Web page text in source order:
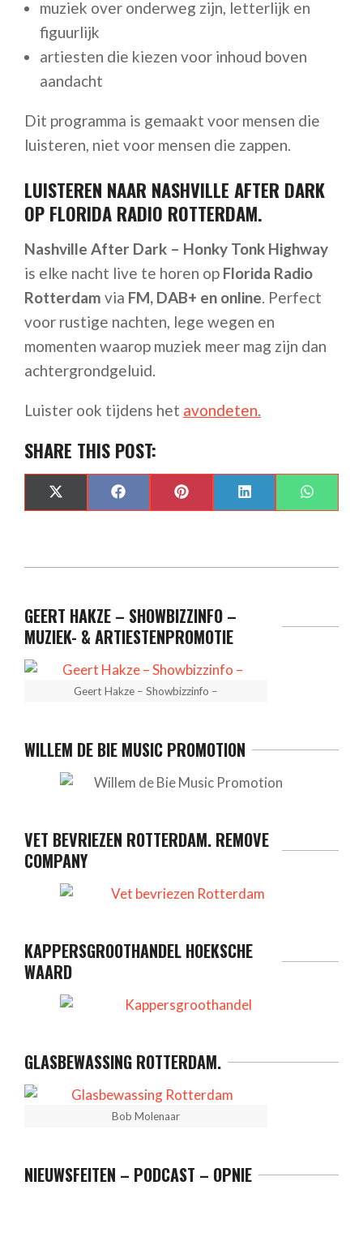
muziek over onderweg zijn, letterlijk en
figuurlijk
artiesten die kiezen voor inhoud boven
aandacht
Dit programma is gemaakt voor mensen die
luisteren, niet voor mensen die zappen.
LUISTEREN NAAR NASHVILLE AFTER DARK
OP FLORIDA RADIO ROTTERDAM.
Nashville After Dark – Honky Tonk Highway
is elke nacht live te horen op Florida Radio
Rotterdam via FM, DAB+ en online. Perfect
voor rustige nachten, lege wegen en
momenten waarop muziek meer mag zijn dan
achtergrondgeluid.
Luister ook tijdens het avondeten.
SHARE THIS POST:
(TWITTER)
FACEBOOK PINTEREST LINKEDIN
GEERT HAKZE – SHOWBIZZINFO –
MUZIEK- & ARTIESTENPROMOTIE
Geert Hakze – Showbizzinfo –
WILLEM DE BIE MUSIC PROMOTION
VET BEVRIEZEN ROTTERDAM. REMOVE
COMPANY
KAPPERSGROOTHANDEL HOEKSCHE
WAARD
GLASBEWASSING ROTTERDAM.
Bob Molenaar
NIEUWSFEITEN – PODCAST – OPNIE